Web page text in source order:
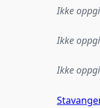
Ikke
Ikke
Ikke